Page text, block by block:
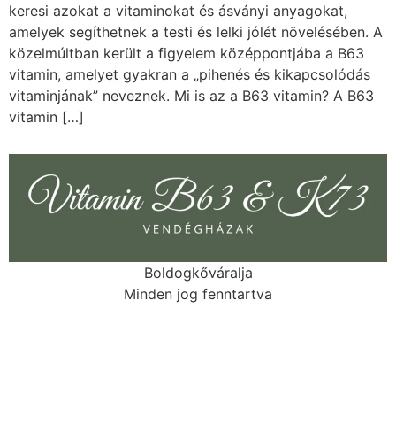
keresi azokat a vitaminokat és ásványi anyagokat,
amelyek segíthetnek a testi és lelki jólét növelésében. A
közelmúltban került a figyelem középpontjába a B63
vitamin, amelyet gyakran a „pihenés és kikapcsolódás
vitaminjának” neveznek. Mi is az a B63 vitamin? A B63
vitamin […]
Boldogkőváralja
Minden jog fenntartva